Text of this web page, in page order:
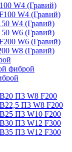
W4 (Гравий)
W4 (Гравий)
W4 (Гравий)
W6 (Гравий)
W6 (Гравий)
W8 (Гравий)
фиброй
П3 W8 F200
П3 W8 F200
П3 W10 F200
П3 W12 F300
П3 W12 F300